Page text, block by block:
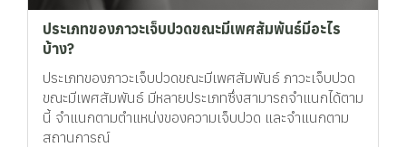
ประเภทของภาวะเจ็บปวดขณะมีเพศสัมพันธ์มีอะไร
บ้าง?
ประเภทของภาวะเจ็บปวดขณะมีเพศสัมพันธ์ ภาวะเจ็บปวด
ขณะมีเพศสัมพันธ์ มีหลายประเภทซึ่งสามารถจำแนกได้ตาม
นี้ จำแนกตามตำแหน่งของความเจ็บปวด และจำแนกตาม
สถานการณ์